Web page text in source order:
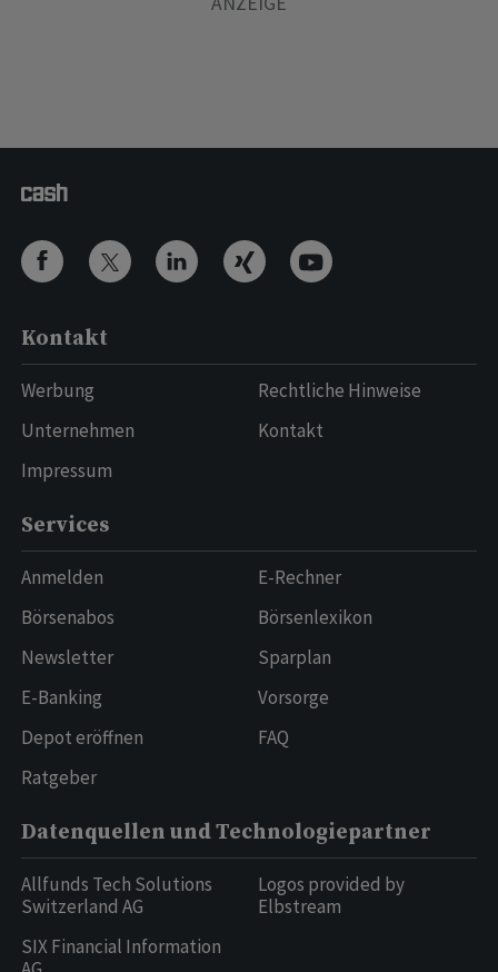
Kontakt
Werbung
Unternehmen
Impressum
Rechtliche Hinweise
Kontakt
Services
Anmelden
Börsenabos
Newsletter
E-Banking
Depot eröffnen
Ratgeber
E-Rechner
Börsenlexikon
Sparplan
Vorsorge
FAQ
Datenquellen und Technologiepartner
Allfunds Tech Solutions
Switzerland AG
SIX Financial Information
Logos provided by
Elbstream